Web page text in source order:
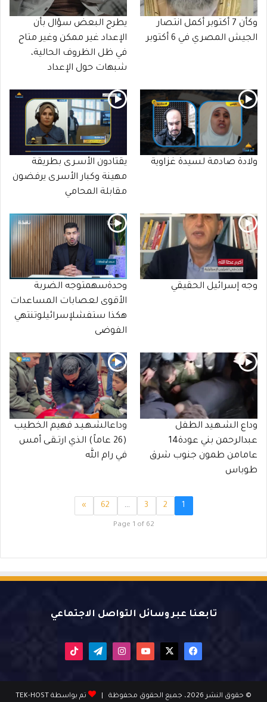
وكأن 7 أكتوبر أكمل انتصار
الجيش المصري في 6 أكتوبر
يطرح البعض سؤال بأن
الإعداد غير ممكن وغير متاح
في ظل الظروف الحالية،
شبهات حول الإعداد
ولادة صادمة لسيدة غزاوية
يقتادون الأسـرى بطريقة
مهينة وكبار الأسرى يرفضون
مقابلة المحامي
وجه إسرائيل الحقيقي
وحدةسهمتوجه الضربة
الأقوى لعصابات المساعدات
هكذا ستفشلإسرائيلوتنتهي
الفوضى
وداع الشـهـيد الطفل
عبدالرحمن بني عودة14
عامامن طمون جنوب شرق
طوباس
وداعالشـهـيـد فهيم الخطيب
(26 عاماً) الذي ارتـقـى أمس
في رام الله
1
2
3
…
62
»
Page 1 of 62
تابعنا عبر وسائل التواصل الاجتماعي
فيسبوك يوتيوب انستقرام تيلقرام
© حقوق النشر 2026، جميع الحقوق محفوظة | تم بواسطة TEK-HOST